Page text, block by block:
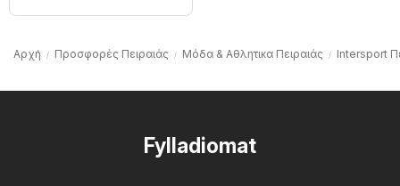
Αρχή Προσφορές Πειραιάς Μόδα & Aθλητικα Πειραιάς Intersport
Fylladiomat